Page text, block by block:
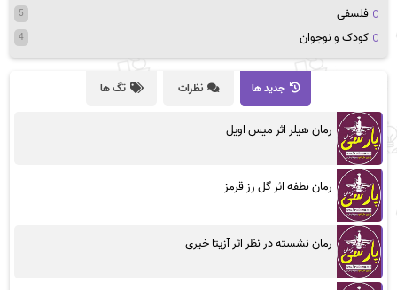
فلسفی 5
کودک و نوجوان 4
جدید ها نظرات تگ ها
رمان هیلر اثر میس اویل
رمان نطفه اثر گل رز قرمز
رمان نشسته در نظر اثر آزیتا خیری